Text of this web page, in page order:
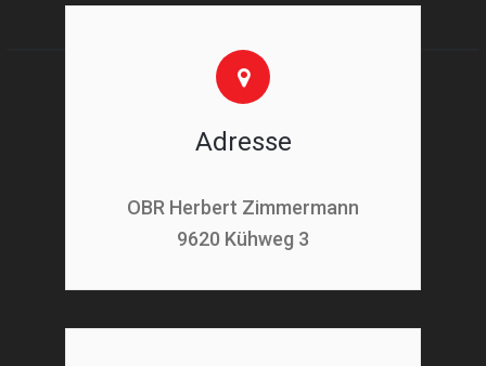
Adresse
OBR Herbert Zimmermann
9620 Kühweg 3